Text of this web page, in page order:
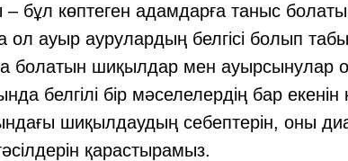
көптеген адамдарға таныс болатын
ауыр аурулардың белгісі болып
болатын шиқылдар мен ауырсынулар
белгілі бір мәселелердің бар екенін
шиқылдаудың себептерін, оны
қарастырамыз.